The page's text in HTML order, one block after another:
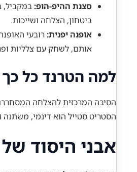
סצנת ההיפ-הופ: במקביל,
ביטחון, הצלחה ושייכות.
אופנה יפנית: רובעי
אותם, לשחק עם צלליות
למה הטרנד כל כך
הסיבה המרכזית להצלחה
הסטריט סטייל הוא דינמי, משתנה
אבני היסוד